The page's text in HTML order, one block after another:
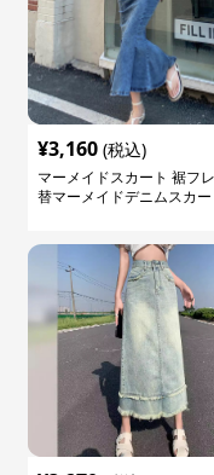
¥3,160 (税込)
マーメイドスカート 裾フ
替マーメイドデニムスカー